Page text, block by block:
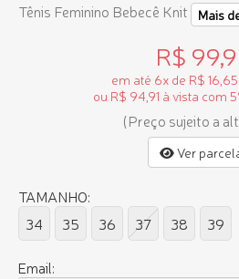
Tênis Feminino Bebecê Knit Mais
R$
em até 6x de R$
ou R$ 94,91 à vista com
(Preço sujeito a
Ver
TAMANHO:
34
35 36 37 38 39
Email: